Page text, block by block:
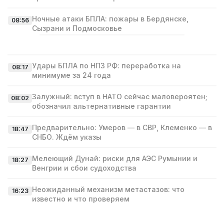
08:56 Ночные атаки БПЛА: пожары в Бердянске,
Сызрани и Подмосковье
08:17 Удары БПЛА по НПЗ РФ: переработка на
минимуме за 24 года
08:02 Залужный: вступ в НАТО сейчас маловероятен;
обозначил альтернативные гарантии
18:47 Предварительно: Умеров — в СВР, Клеменко — в
СНБО. Ждём указы
18:27 Мелеющий Дунай: риски для АЭС Румынии и
Венгрии и сбои судоходства
16:23 Неожиданный механизм метастазов: что
известно и что проверяем